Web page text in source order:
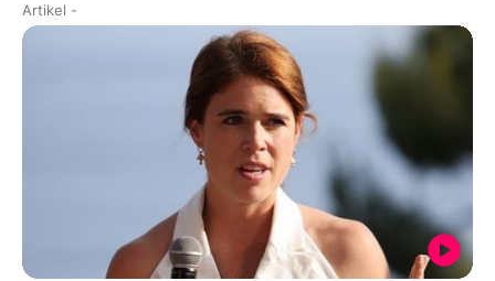
Artikel -